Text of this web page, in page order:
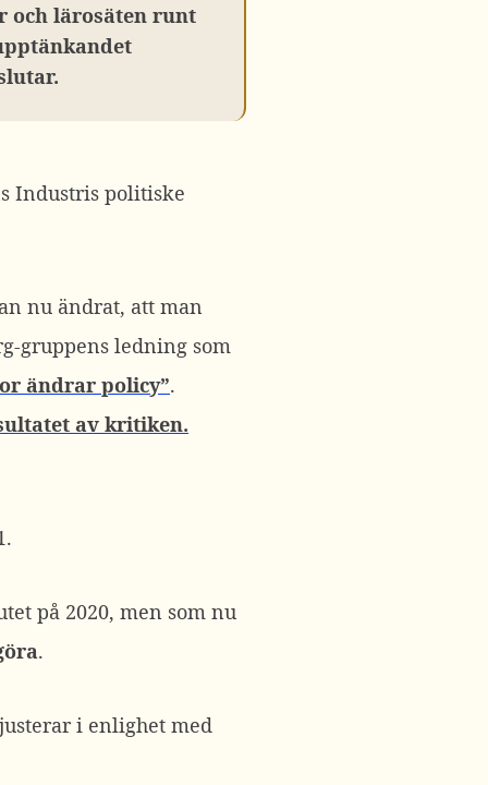
och lärosäten runt
Industris politiske
nu ändrat, att man
gruppens ledning som
ändrar policy”.
av kritiken.
på 2020, men som nu
.
i enlighet med